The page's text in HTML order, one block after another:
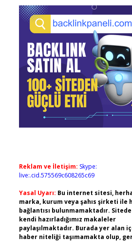
Reklam ve İletişim: Skype:
live:.cid.575569c608265c69
Yasal Uyarı: Bu internet sitesi,
marka, kurum veya şahıs şirketi ile
bağlantısı bulunmamaktadır. Sitede
kendi hazırladığımız makaleler
paylaşılmaktadır. Burada yer alan
haber niteliği taşımamakta olup,